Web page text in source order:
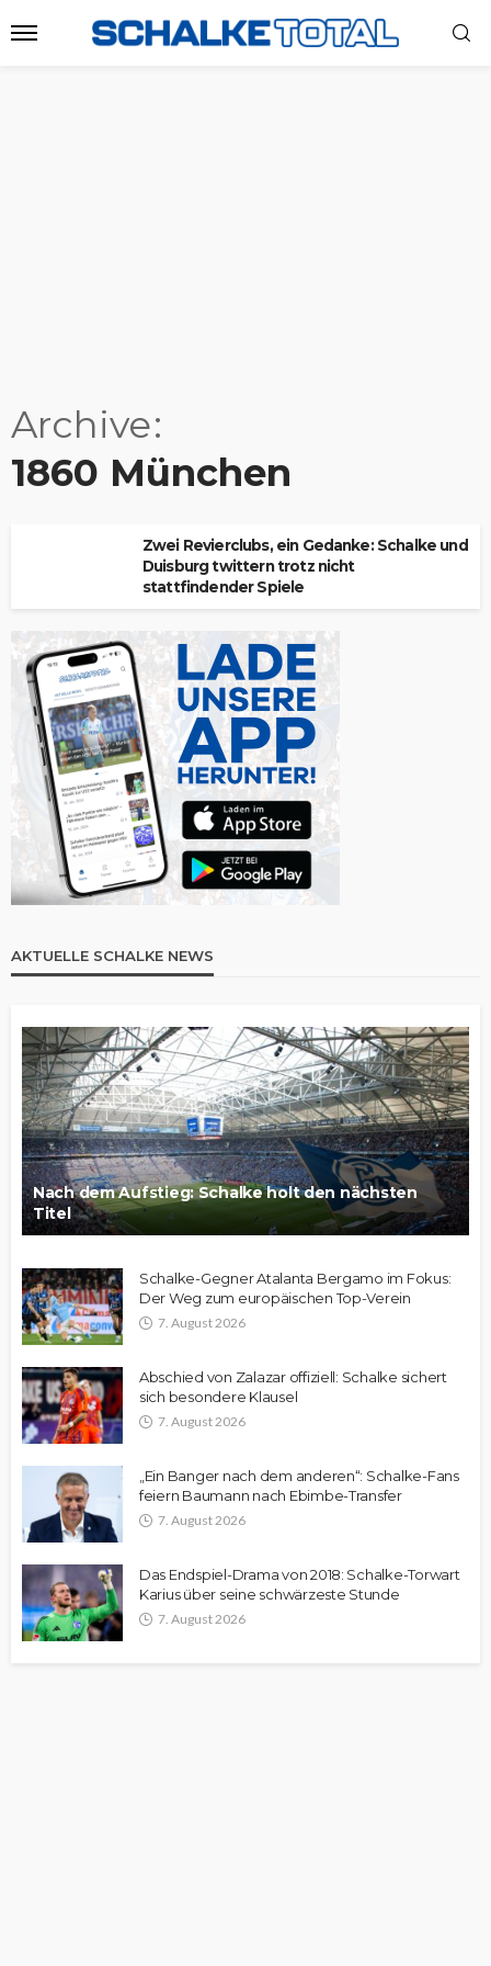
Archive
1860 München
Zwei Revierclubs, ein Gedanke: Schalke und
Duisburg twittern trotz nicht
stattfindender Spiele
AKTUELLE SCHALKE NEWS
Nach dem Aufstieg: Schalke holt den nächsten
Titel
Schalke-Gegner Atalanta Bergamo im Fokus:
Der Weg zum europäischen Top-Verein
7. August 2026
Abschied von Zalazar offiziell: Schalke sichert
sich besondere Klausel
7. August 2026
„Ein Banger nach dem anderen“: Schalke-Fans
feiern Baumann nach Ebimbe-Transfer
7. August 2026
Das Endspiel-Drama von 2018: Schalke-Torwart
Karius über seine schwärzeste Stunde
7. August 2026